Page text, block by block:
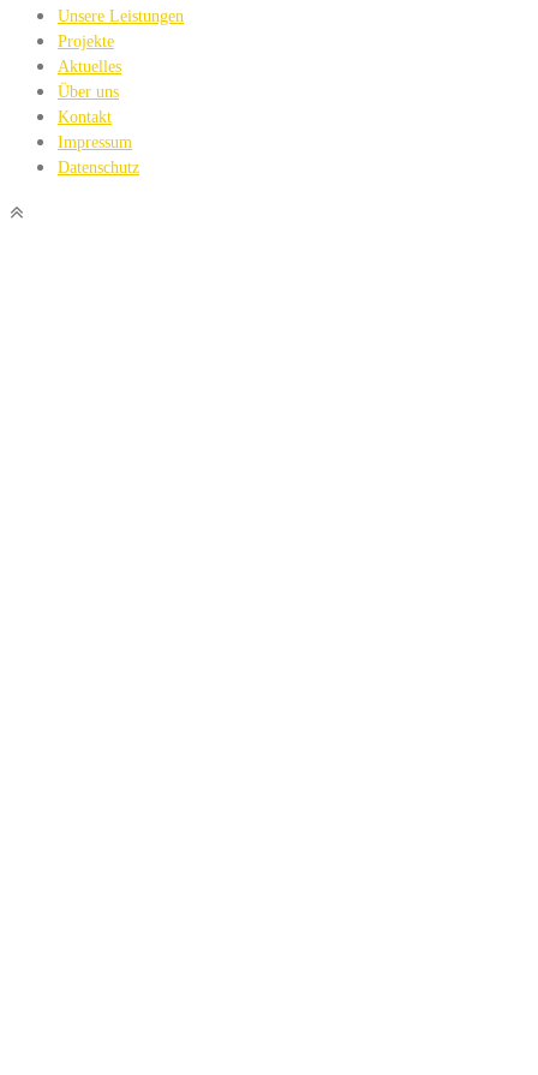
Unsere Leistungen
Projekte
Aktuelles
Über uns
Kontakt
Impressum
Datenschutz